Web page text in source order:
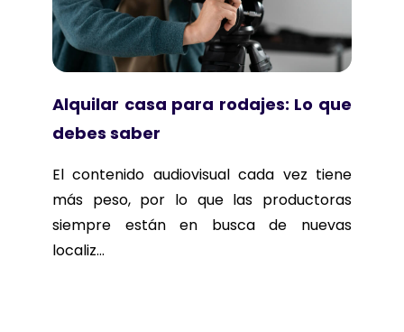
Alquilar casa para rodajes: Lo que
debes saber
El contenido audiovisual cada vez tiene
más peso, por lo que las productoras
siempre están en busca de nuevas
localiz...